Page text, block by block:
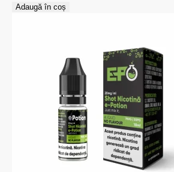
Adaugă în coș